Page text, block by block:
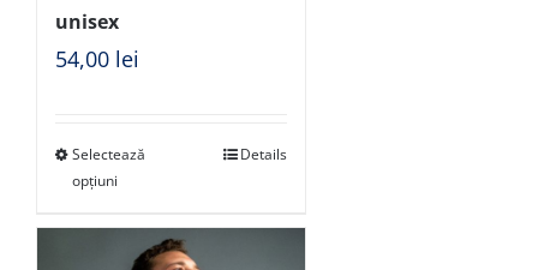
unisex
54,00 lei
Selectează
opțiuni
Details